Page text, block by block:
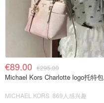
€89.00 €295.00
Michael Kors Charlotte logo托特包
MICHAEL KORS 869人感兴趣